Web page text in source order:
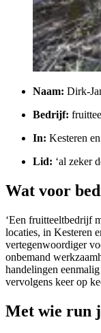
Naam: Dirk-
Bedrijf:
In: Kesteren
Lid: ‘al zeker
Wat voor
‘Een fruitteeltbedrijf
locaties, in Kesteren
vertegenwoordiger
onbemand
handelingen
vervolgens keer op
Met wie run